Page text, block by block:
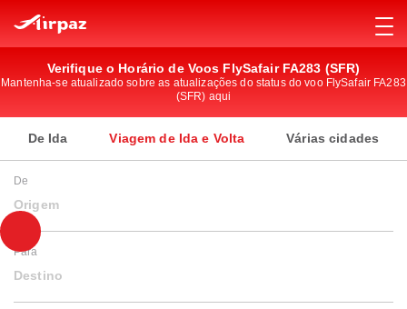
Verifique o Horário de Voos FlySafair FA283 (SFR)
Mantenha-se atualizado sobre as atualizações do status do voo FlySafair FA283
(SFR) aqui
De Ida Viagem de Ida e Volta Várias cidades
De
Origem
Para
Destino